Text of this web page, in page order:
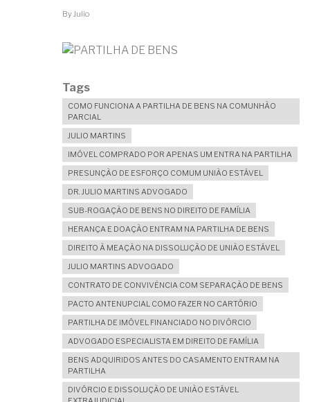
By Julio
Tags
COMO FUNCIONA A PARTILHA DE BENS NA COMUNHÃO
PARCIAL
JULIO MARTINS
IMÓVEL COMPRADO POR APENAS UM ENTRA NA PARTILHA
PRESUNÇÃO DE ESFORÇO COMUM UNIÃO ESTÁVEL
DR. JULIO MARTINS ADVOGADO
SUB-ROGAÇÃO DE BENS NO DIREITO DE FAMÍLIA
HERANÇA E DOAÇÃO ENTRAM NA PARTILHA DE BENS
DIREITO À MEAÇÃO NA DISSOLUÇÃO DE UNIÃO ESTÁVEL
JULIO MARTINS ADVOGADO
CONTRATO DE CONVIVÊNCIA COM SEPARAÇÃO DE BENS
PACTO ANTENUPCIAL COMO FAZER NO CARTÓRIO
PARTILHA DE IMÓVEL FINANCIADO NO DIVÓRCIO
ADVOGADO ESPECIALISTA EM DIREITO DE FAMÍLIA
BENS ADQUIRIDOS ANTES DO CASAMENTO ENTRAM NA
PARTILHA
DIVÓRCIO E DISSOLUÇÃO DE UNIÃO ESTÁVEL